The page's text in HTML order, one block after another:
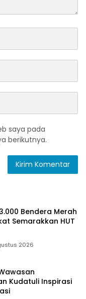
saya pada
berikutnya.
Bendera Merah
Semarakkan HUT
2026
Kudatuli Inspirasi